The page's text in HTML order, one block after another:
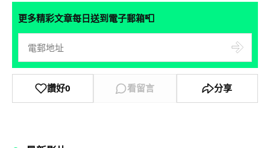
更多精彩文章每日送到電子郵箱📮
讚好0 看留言 分享